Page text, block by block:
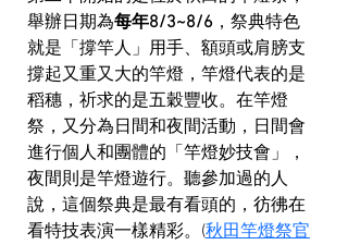
舉辦日期為每年8/3~8/6 ，祭典特色
就是「撐竿人」用手、額頭或肩膀支
撐起又重又大的竿燈，竿燈代表的是
稻穗，祈求的是五穀豐收。在竿燈
祭，又分為日間和夜間活動，日間會
進行個人和團體的「竿燈妙技會」，
夜間則是竿燈遊行。聽參加過的人
說，這個祭典是最有看頭的，彷彿在
看特技表演一樣精彩。(秋田竿燈祭官